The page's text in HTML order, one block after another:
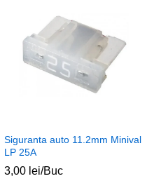
Siguranta auto 11.2mm Minival
LP 25A
3,00 lei/Buc